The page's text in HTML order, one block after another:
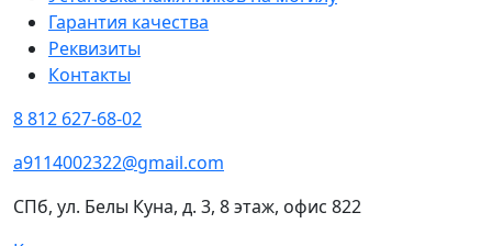
Гарантия качества
Реквизиты
Контакты
8 812 627-68-02
a9114002322@gmail.com
СПб, ул. Белы Куна, д. 3, 8 этаж, офис 822